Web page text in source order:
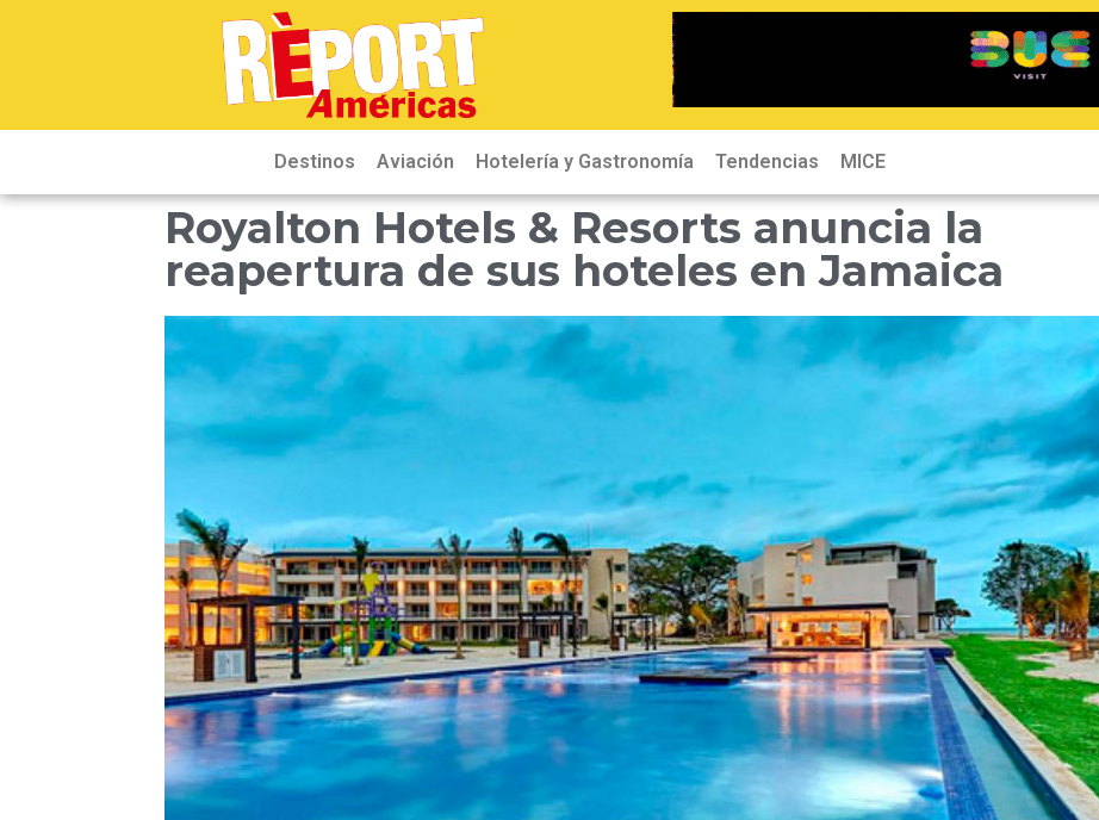
Destinos Aviación Hotelería y Gastronomía Tendencias MICE
Royalton Hotels & Resorts anuncia la
reapertura de sus hoteles en Jamaica